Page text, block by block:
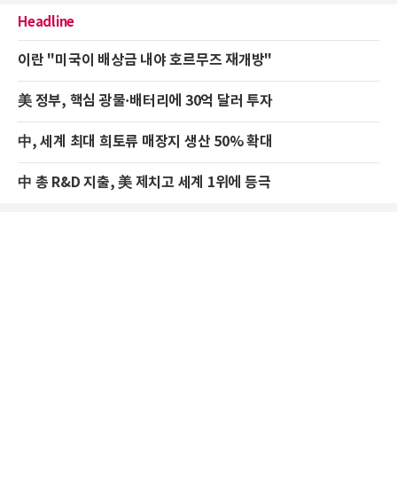
Headline
이란 "미국이 배상금 내야 호르무즈 재개방"
美 정부, 핵심 광물·배터리에 30억 달러 투자
中, 세계 최대 희토류 매장지 생산 50% 확대
中 총 R&D 지출, 美 제치고 세계 1위에 등극